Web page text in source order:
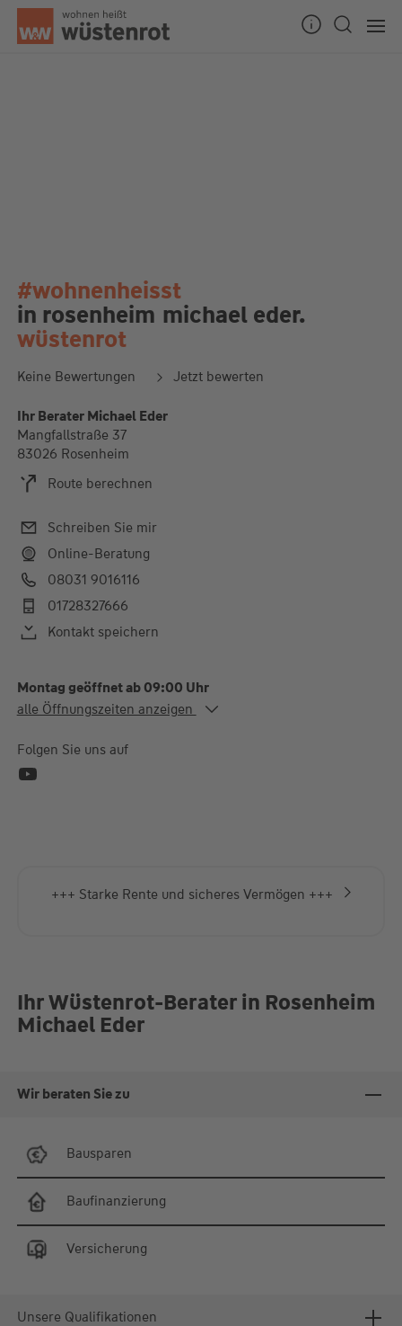
#wohnenheisst
in rosenheim michael eder.
wüstenrot
Keine Bewertungen Jetzt bewerten
Ihr Berater Michael Eder
Mangfallstraße 37
83026 Rosenheim
Route berechnen
Schreiben Sie mir
Online-Beratung
08031 9016116
01728327666
Kontakt speichern
Montag geöffnet ab 09:00 Uhr
Alle Öffnungszeiten
natürlich können Sie Termine auch ausserhab unserer
alle Öffnungszeiten anzeigen
Folgen Sie uns auf
+++ Starke Rente und sicheres Vermögen +++
Ihr Wüstenrot-Berater in Rosenheim
Michael Eder
Wir beraten Sie zu
Bausparen
Baufinanzierung
Versicherung
Unsere Qualifikationen